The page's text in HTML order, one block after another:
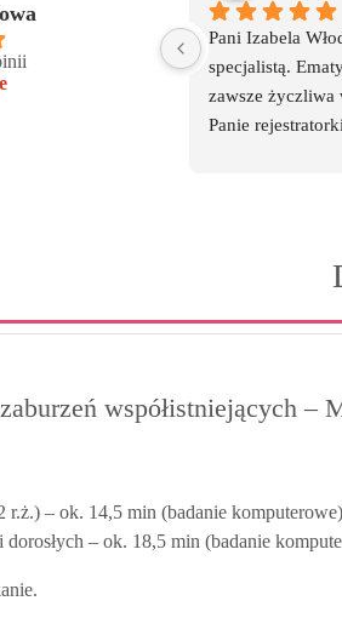
e
Pani Izabela
specjalistą.
zawsze życzliwa
Panie
ma potrzebę
również nie jest
zawsze
lub zbliżającego
współistniejących –
r.ż.) – ok. 14,5 min (badanie komputerowe)
dorosłych – ok. 18,5 min (badanie